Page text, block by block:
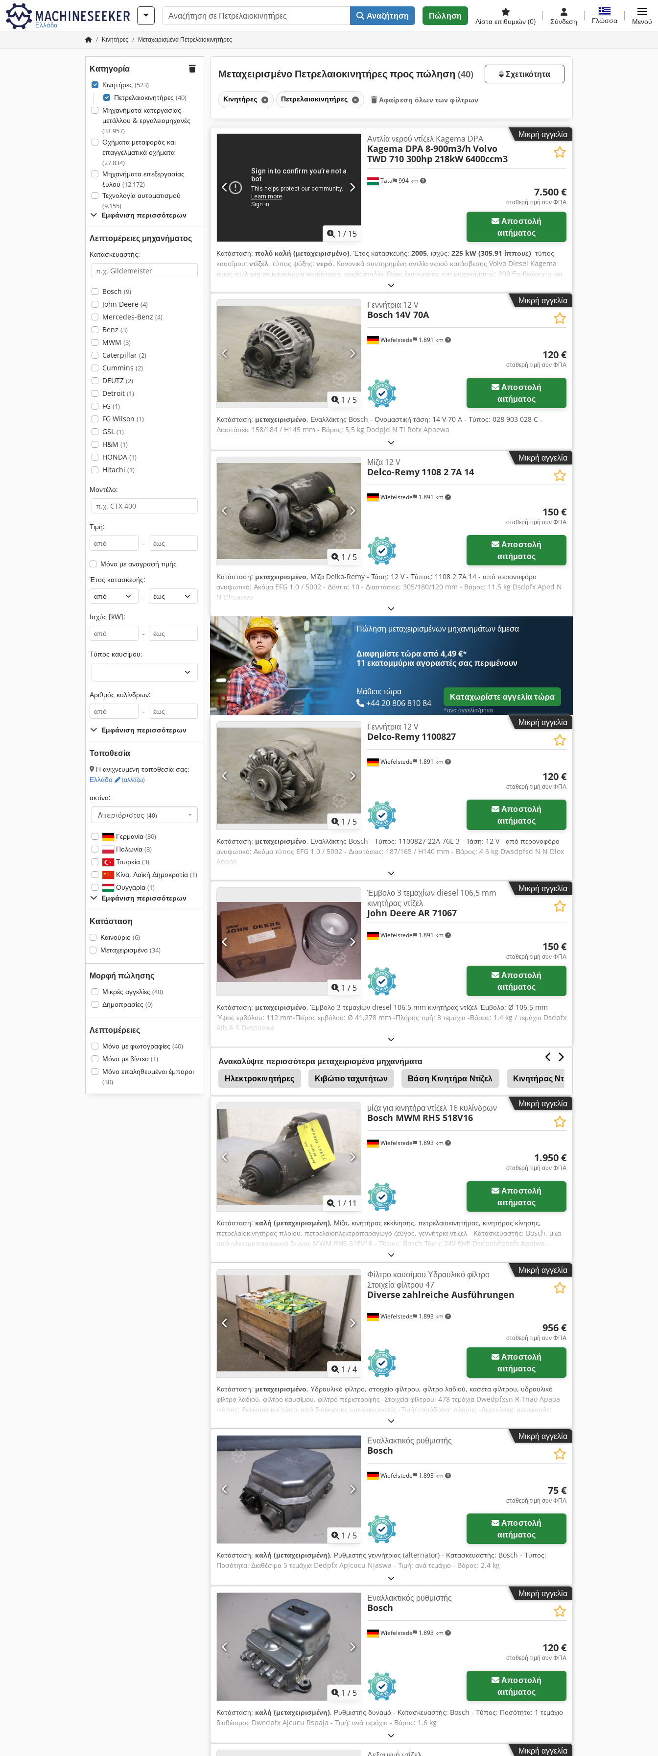
Ελλάδα
Αναζήτηση Πώληση
Λίστα επιθυμιών (0) Σύνδεση Γλώσσα Μενού
Κινητήρες Μεταχειρισμένα Πετρελαιοκινητήρες
Κατηγορία
Κινητήρες (523)
Πετρελαιοκινητήρες (40)
Μηχανήματα κατεργασίας
μετάλλου & εργαλειομηχανές
(31.957)
Οχήματα μεταφοράς και
επαγγελματικά οχήματα
(27.834)
Μηχανήματα επεξεργασίας
ξύλου (12.172)
Τεχνολογία αυτοματισμού
(9.155)
Εμφάνιση περισσότερων
Λεπτομέρειες μηχανήματος
Κατασκευαστής:
Bosch (9)
John Deere (4)
Mercedes-Benz (4)
Benz (3)
MWM (3)
Caterpillar (2)
Cummins (2)
DEUTZ (2)
Detroit (1)
FG (1)
FG Wilson (1)
GSL (1)
H&M (1)
HONDA (1)
Hitachi (1)
Μοντέλο:
Τιμή:
-
Μόνο με αναγραφή τιμής
Έτος κατασκευής:
-
Ισχύς [kW]:
-
Τύπος καυσίμου:
Αριθμός κυλίνδρων:
-
Εμφάνιση περισσότερων
Τοποθεσία
Η ανιχνευμένη τοποθεσία σας:
Ελλάδα
(αλλάζω)
ακτίνα:
Απεριόριστος (40)
Γερμανία (30)
Πολωνία (3)
Τουρκία (3)
Κίνα, Λαϊκή Δημοκρατία (1)
Ουγγαρία (1)
Εμφάνιση περισσότερων
Κατάσταση
Καινούριο (6)
Μεταχειρισμένο (34)
Μορφή πώλησης
Μικρές αγγελίες (40)
Δημοπρασίες (0)
Λεπτομέρειες
Μόνο με φωτογραφίες (40)
Μόνο με βίντεο (1)
Μόνο επαληθευμένοι έμποροι
(30)
Μεταχειρισμένο Πετρελαιοκινητήρες προς πώληση (40) Σχετικότητα
Κινητήρες Πετρελαιοκινητήρες Αφαίρεση όλων των φίλτρων
Μικρή αγγελία
1 / 15
Tata 994 km
Αντλία νερού ντίζελ Kagema DPA
Kagema DPA 8-900m3/h Volvo
TWD 710 300hp 218kW 6400ccm3
7.500 €
σταθερή τιμή συν ΦΠΑ
Αποστολή
αιτήματος
Κατάσταση: πολύ καλή (μεταχειρισμένο), Έτος κατασκευής: 2005, ισχύς: 225 kW (305,91 ίππους), τύπος
καυσίμου: ντίζελ, τύπος ψύξης: νερό, Κανονικά συντηρημένη αντλία νερού κατάσβεσης Volvo Diesel Kagema
προς πώληση σε καινούργια κατάσταση, χωρίς αντλία. Ώρες λειτουργίας του μηχανήματος: 298 Επιθεώρηση και
αλλαγή λαδιού σε όλα τα διαστήματα συντήρησης, ανεξαρτήτως χρήσης. Κατασκευαστής: Kagema DPA
Κινητήρας: Volvo Penta TWD 710 V 218 kW / 296 hp 6-κύλινδρος πετρελαιοκινητήρας Στοιχεία: Κατασκευαστής:
Volvo Penta Κατασκευαστής: Volvo Penta Τύπος: TWD 710V. Αριθμός προδιαγραφών: 868725 Dsdohfl Dmjpfx
Apaswa Σειριακός αριθμός: 2071093240 Ισχύς: 225 kW / 304 hp Ταχύτητα: 2450 rpm Καύσιμο: Diesel Μήκος:
330 cm Πλάτος: 120 cm Ύψος: 220 cm Δεξαμενή: 400 λίτρα Μεταφορά νερού περίπου: 800-900m3 Πίεση 6,5
bar Τύπος αντλίας νερού: KSR-MXN 150-315 Αγορά βιομηχανικών εγκαταστάσεων και μηχανημάτων. Μεγάλη
γκάμα μεταχειρισμένων μηχανημάτων, βιομηχανικών εγκαταστάσεων
Μικρή αγγελία
1 / 5
Wiefelstede 1.891 km
Γεννήτρια 12 V
Bosch 14V 70A
120 €
σταθερή τιμή συν ΦΠΑ
Αποστολή
αιτήματος
Κατάσταση: μεταχειρισμένο, Εναλλάκτης Bosch - Ονομαστική τάση: 14 V 70 A - Τύπος: 028 903 028 C -
Διαστάσεις 158/184 / H145 mm - Βάρος: 5,5 kg Dodpjd N Tl Rofx Apaewa
Μικρή αγγελία
1 / 5
Wiefelstede 1.891 km
Μίζα 12 V
Delco-Remy 1108 2 7A 14
150 €
σταθερή τιμή συν ΦΠΑ
Αποστολή
αιτήματος
Κατάσταση: μεταχειρισμένο, Μίζα Delko-Remy - Τάση: 12 V - Τύπος: 1108 2 7A 14 - από περονοφόρο
ανυψωτικό: Ακόμα EFG 1.0 / 5002 - Δόντια: 10 - Διαστάσεις: 305/180/120 mm - Βάρος: 11,5 kg Dsdpfx Aped N
N Dhsaswa
Πώληση μεταχειρισμένων μηχανημάτων άμεσα
Διαφημίστε τώρα από 4,49 €*
11 εκατομμύρια αγοραστέςσας περιμένουν
Μάθετε τώρα
+44 20 806 810 84
Καταχωρίστε αγγελία τώρα
*ανά αγγελία/μήνα
Μικρή αγγελία
1 / 5
Wiefelstede 1.891 km
Γεννήτρια 12 V
Delco-Remy 1100827
120 €
σταθερή τιμή συν ΦΠΑ
Αποστολή
αιτήματος
Κατάσταση: μεταχειρισμένο, Εναλλάκτης Bosch - Τύπος: 1100827 22A 76E 3 - Τάση: 12 V - από περονοφόρο
ανυψωτικό: Ακόμα τύπος EFG 1.0 / 5002 - Διαστάσεις: 187/165 / H140 mm - Βάρος: 4,6 kg Dwsdpfsd N N Dlox
Apaoa
Μικρή αγγελία
1 / 5
Wiefelstede 1.891 km
Έμβολο 3 τεμαχίων diesel 106,5 mm
κινητήρας ντίζελ
John Deere AR 71067
150 €
σταθερή τιμή συν ΦΠΑ
Αποστολή
αιτήματος
Κατάσταση: μεταχειρισμένο, Έμβολο 3 τεμαχίων diesel 106,5 mm κινητήρας ντίζελ-Έμβολο: Ø 106,5 mm
Ύψος εμβόλου: 112 mm-Πείρος εμβόλου: Ø 41,278 mm -Πλήρης τιμή: 3 τεμάχια -Βάρος: 1,4 kg / τεμάχιο Dsdpfx
Ajb A S Dyspaewa
Ανακαλύψτε περισσότερα μεταχειρισμένα μηχανήματα
Ηλεκτροκινητήρες
Κιβώτιο ταχυτήτων Βάση Κινητήρα Ντίζελ Κινητήρας Ντίζελ
John Deere John Deere 100
Μικρή αγγελία
1 / 11
Wiefelstede 1.893 km
μίζα για κινητήρα ντίζελ 16 κυλίνδρων
Bosch MWM RHS 518V16
1.950 €
σταθερή τιμή συν ΦΠΑ
Αποστολή
αιτήματος
Κατάσταση: καλή (μεταχειρισμένη), Μίζα, κινητήρας εκκίνησης, πετρελαιοκινητήρας, κινητήρας κίνησης,
πετρελαιοκινητήρας πλοίου, πετρελαιοηλεκτροπαραγωγό ζεύγος, γεννήτρια ντίζελ - Κατασκευαστής: Bosch, μίζα
από ηλεκτροπαραγωγό ζεύγος MWM RHS 518V16 - Τύπος: Bosch Τάση: 24V 9HP Dsdpoivfgbsfx Apajwa -
Δόντια: 11 - Διαστάσεις: 445/150/Υ210 mm - Βάρος: 26 kg
Μικρή αγγελία
1 /4
Wiefelstede 1.893 km
Φίλτρο καυσίμου Υδραυλικό φίλτρο
Στοιχεία φίλτρου 47
Diverse zahlreiche Ausführungen
956 €
σταθερή τιμή συν ΦΠΑ
Αποστολή
αιτήματος
Κατάσταση: μεταχειρισμένο, Υδραυλικό φίλτρο, στοιχείο φίλτρου, φίλτρο λαδιού, κασέτα φίλτρου, υδραυλικό
φίλτρο λαδιού, φίλτρο καυσίμου, φίλτρο περιστροφής -Στοιχεία φίλτρου: 478 τεμάχια Dwedpfxsn R Tnao Apaoa
-τύπος: διαφορετικοί τύποι από διάφορους κατασκευαστές -Τιμή/παράδοση: πλήρης -Διαστάσεις μεταφοράς:
Μικρή αγγελία
1 / 5
Wiefelstede 1.893 km
Εναλλακτικός ρυθμιστής
Bosch
75 €
σταθερή τιμή συν ΦΠΑ
Αποστολή
αιτήματος
Κατάσταση: καλή (μεταχειρισμένη), Ρυθμιστής γεννήτριας (alternator) - Κατασκευαστής: Bosch - Τύπος:
Ποσότητα: Διαθέσιμα 5 τεμάχια Dedpfx Apjcucu Njaswa - Τιμή: ανά τεμάχιο - Βάρος: 2,4 kg
Μικρή αγγελία
1 / 5
Wiefelstede 1.893 km
Εναλλακτικός ρυθμιστής
Bosch
120 €
σταθερή τιμή συν ΦΠΑ
Αποστολή
αιτήματος
Κατάσταση: καλή (μεταχειρισμένη), Ρυθμιστής δυναμό - Κατασκευαστής: Bosch - Τύπος: Ποσότητα: 1 τεμάχιο
διαθέσιμος Dwedpfx Ajcucu Rspaja - Τιμή: ανά τεμάχιο - Βάρος: 1,6 kg
Μικρή αγγελία